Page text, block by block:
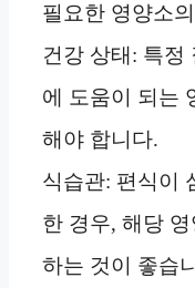
필요한 영양소
건강 상태: 특정
에 도움이 되는
해야 합니다.
식습관: 편식이
한 경우, 해당
하는 것이 좋습